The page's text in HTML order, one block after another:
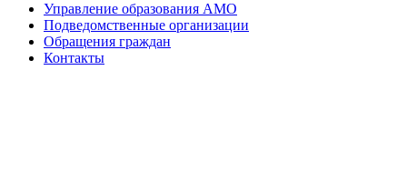
Управление образования АМО
Подведомственные организации
Обращения граждан
Контакты